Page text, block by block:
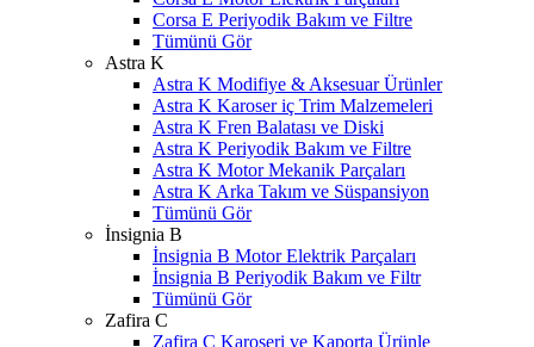
Corsa E Periyodik Bakım ve Filtre
Tümünü Gör
Astra K
Astra K Modifiye & Aksesuar Ürünler
Astra K Karoser iç Trim Malzemeleri
Astra K Fren Balatası ve Diski
Astra K Periyodik Bakım ve Filtre
Astra K Motor Mekanik Parçaları
Astra K Arka Takım ve Süspansiyon
Tümünü Gör
İnsignia B
İnsignia B Motor Elektrik Parçaları
İnsignia B Periyodik Bakım ve Filtr
Tümünü Gör
Zafira C
Zafira C Karoseri ve Kaporta Ürünle